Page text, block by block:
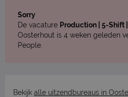
Sorry
De vacature Production | 5-Shift
Oosterhout is 4 weken geleden
People.
Bekijk alle uitzendbureaus in